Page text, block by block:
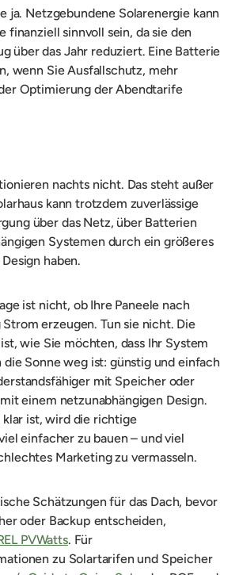
ja. Netzgebundene Solarenergie kann
finanziell sinnvoll sein, da sie den
über das Jahr reduziert. Eine Batterie
wenn Sie Ausfallschutz, mehr
Optimierung der Abendtarife
nachts nicht. Das steht außer
kann trotzdem zuverlässige
über das Netz, über Batterien
Systemen durch ein größeres
haben.
ist nicht, ob Ihre Paneele nach
erzeugen. Tun sie nicht. Die
wie Sie möchten, dass Ihr System
Sonne weg ist: günstig und einfach
mit Speicher oder
einem netzunabhängigen Design.
klar ist, wird die richtige
einfacher zu bauen – und viel
Marketing zu vermasseln.
Schätzungen für das Dach, bevor
oder Backup entscheiden,
PVWatts. Für
zu Solartarifen und Speicher